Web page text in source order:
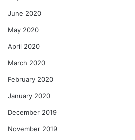
June 2020
May 2020
April 2020
March 2020
February 2020
January 2020
December 2019
November 2019